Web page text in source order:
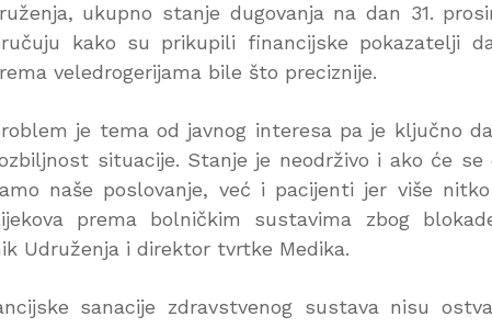
ukupno stanje dugovanja na dan 31.
kako su prikupili financijske pokazatelji
veledrogerijama bile što preciznije.
je tema od javnog interesa pa je ključno
situacije. Stanje je neodrživo i ako će se
naše poslovanje, već i pacijenti jer više
prema bolničkim sustavima zbog
Udruženja i direktor tvrtke Medika.
sanacije zdravstvenog sustava nisu